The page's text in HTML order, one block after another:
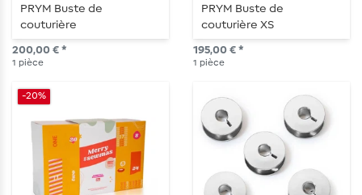
PRYM Buste de
couturière
200,00 € *
1 pièce
PRYM Buste de
couturière XS
195,00 € *
1 pièce
-20%